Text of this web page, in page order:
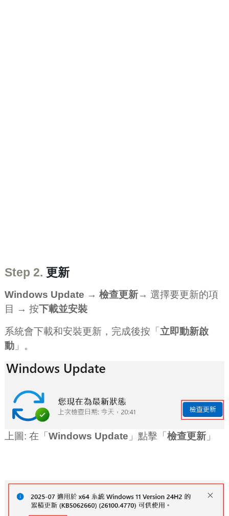
Step 2. 更新
Windows Update → 檢查更新→ 選擇要更新的項
目 → 按下載並安裝
系統會下載和安裝更新，完成後按「 立即動新啟
動」。
上圖: 在「Windows Update 」點擊「檢查更新」